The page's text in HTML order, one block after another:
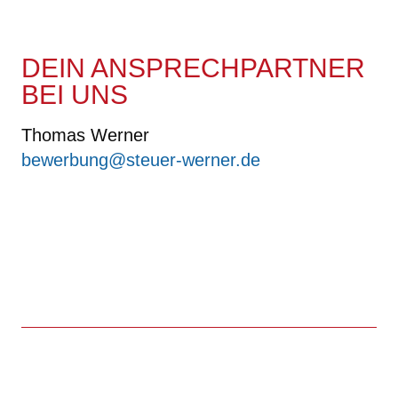
DEIN ANSPRECHPARTNER
BEI UNS
Thomas Werner
bewerbung@steuer-werner.de